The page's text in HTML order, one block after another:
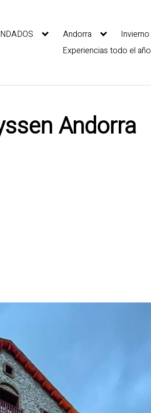
Andorra Invierno
Experiencias todo el año
Andorra